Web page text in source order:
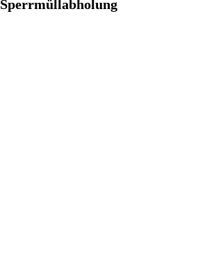
Sperrmüllabholung